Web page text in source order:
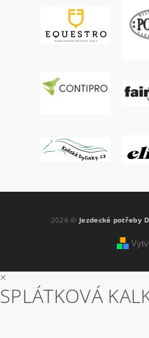
2026 © Jezdecké potřeby
×
SPLÁTKOVÁ